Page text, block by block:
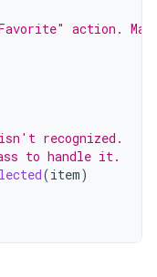
action.
recognized.
to handle it.
(item)